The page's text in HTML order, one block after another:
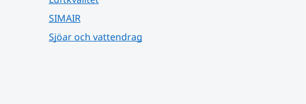
SIMAIR
Sjöar och vattendrag